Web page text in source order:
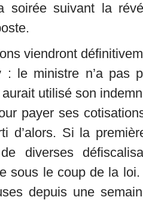
soirée suivant la
viendront
: le ministre n’a pas
utilisé son
payer ses
d’alors. Si la
diverses
sous le coup de la
depuis une